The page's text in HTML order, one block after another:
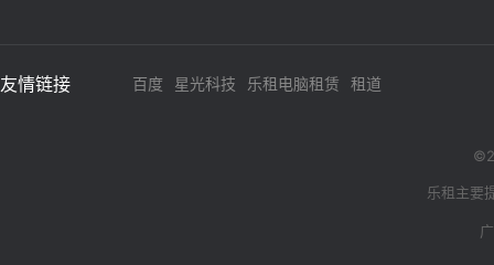
友情链接 百度 星光科技 乐租电脑租赁 租道
乐租主要